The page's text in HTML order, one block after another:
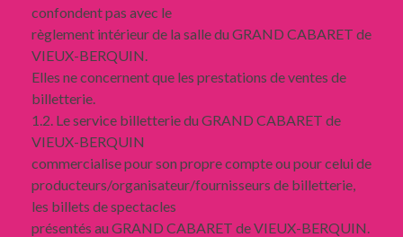
confondent pas avec le
règlement intérieur de la salle du GRAND CABARET de
VIEUX-BERQUIN.
Elles ne concernent que les prestations de ventes de
billetterie.
1.2. Le service billetterie du GRAND CABARET de
VIEUX-BERQUIN
commercialise pour son propre compte ou pour celui de
producteurs/organisateur/fournisseurs de billetterie,
les billets de spectacles
présentés au GRAND CABARET de VIEUX-BERQUIN.